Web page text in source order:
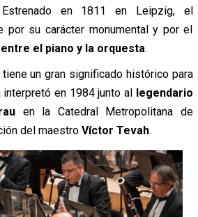
Estrenado en 1811 en Leipzig, el
por su carácter monumental y por el
el piano y la orquesta.
un gran significado histórico para
en 1984 junto al legendario
en la Catedral Metropolitana de
del maestro Víctor Tevah.